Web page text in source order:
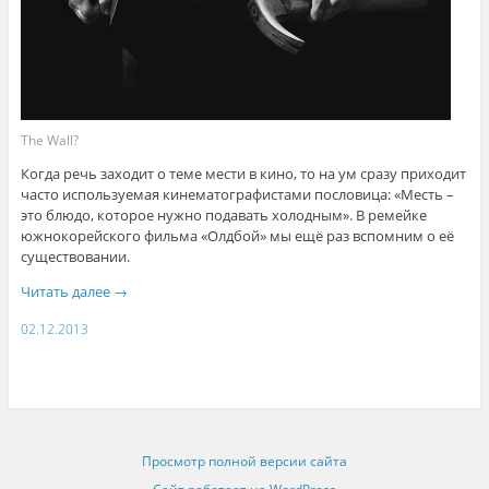
The Wall?
Когда речь заходит о теме мести в кино, то на ум сразу приходит
часто используемая кинематографистами пословица: «Месть –
это блюдо, которое нужно подавать холодным». В ремейке
южнокорейского фильма «Олдбой» мы ещё раз вспомним о её
существовании.
Читать далее →
02.12.2013
Просмотр полной версии сайта